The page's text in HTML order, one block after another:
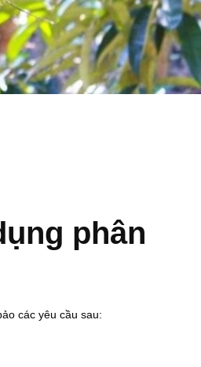
phân
các yêu cầu sau: